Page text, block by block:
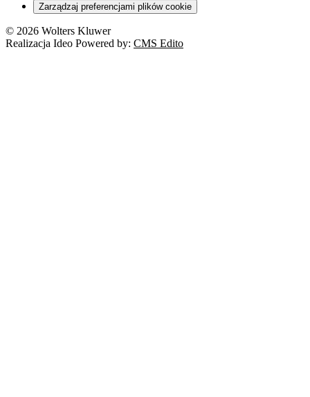
Zarządzaj preferencjami plików cookie
© 2026 Wolters Kluwer
Realizacja Ideo Powered by: CMS Edito